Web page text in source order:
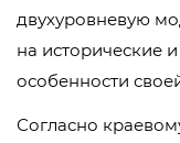
двухуровневую
на исторические
особенности
Согласно